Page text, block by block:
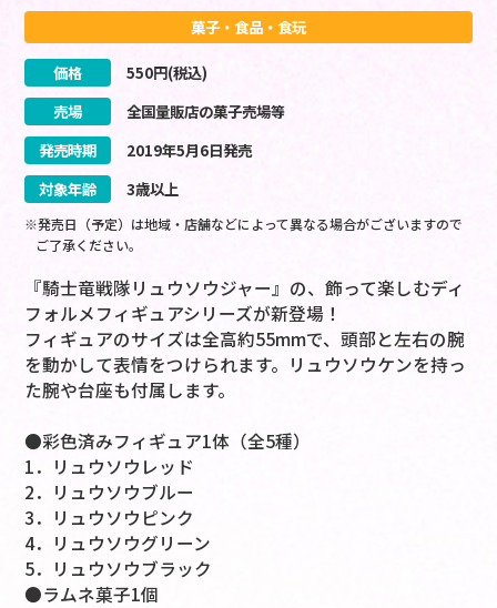
菓子・食品・食玩
価格 550円(税込)
売場
全国量販店の菓子売場等
発売時期
2019年5月6日発売
対象年齢
3歳以上
※発売日（予定）は地域・店舗などによって異なる場合がございますので
ご了承ください。
『騎士竜戦隊リュウソウジャー』の、飾って楽しむディ
フォルメフィギュアシリーズが新登場！
フィギュアのサイズは全高約55mmで、頭部と左右の腕
を動かして表情をつけられます。リュウソウケンを持っ
た腕や台座も付属します。
●彩色済みフィギュア1体（全5種）
1．リュウソウレッド
2．リュウソウブルー
3．リュウソウピンク
4．リュウソウグリーン
5．リュウソウブラック
●ラムネ菓子1個